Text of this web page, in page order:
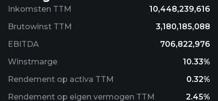
Inkomsten TTM
10,448,239,616
Brutowinst TTM
3,180,185,088
EBITDA
706,822,976
Winstmarge
10.33%
Rendement op activa TTM
0.32%
Rendement op eigen vermogen TTM
2.45%